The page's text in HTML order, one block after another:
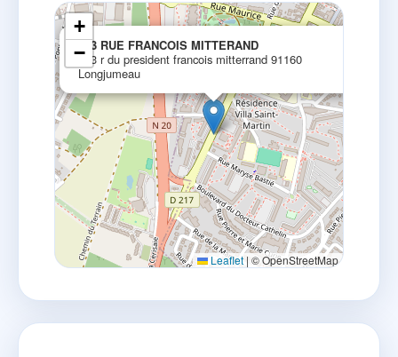
163 RUE FRANCOIS MITTERAND
163 r du president francois mitterrand 91160
Longjumeau
+
−
Leaflet | © OpenStreetMap